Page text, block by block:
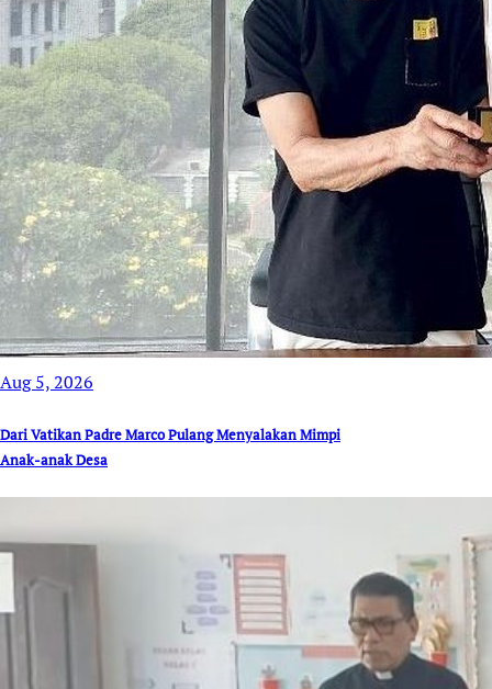
Aug 5, 2026
Dari Vatikan Padre Marco Pulang Menyalakan Mimpi
Anak-anak Desa